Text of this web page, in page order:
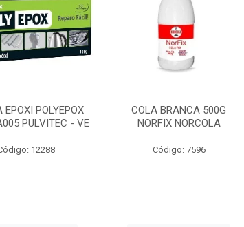
EPOXI POLYEPOX
PULVITEC - VE
12288
COLA BRANCA 500G
NORFIX NORCOLA
Código: 7596